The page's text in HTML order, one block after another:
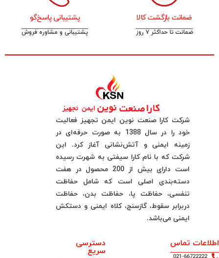
ضمانت بازگشت کالا
ضمانت تا حداکثر ۷ روز
پشتیبانی پاسخ‌گو
پشتیبانی و مشاوره فروش
شرکت کارا صنعت نوین ایمن تجهیز فعالیت
خود را در سال 1388 به صورت حرفه‌ای در
زمینه ایمنی و آتش‌نشانی آغاز کرد. این
شرکت که با نام کارا سیفتی به شهرت رسیده
است دارای بیش از 200 محصول در هفت
دسته‌بندی اصلی است که شامل حفاظت
تنفسی، حفاظت پا، حفاظت بدن، حفاظت
دربرابر سقوط، گازسنج، کلاه ایمنی و دستکش
ایمنی می‌باشد.
اطلاعات تماس دسترسی
سریع